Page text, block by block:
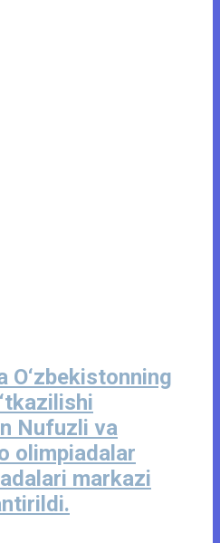
O‘zbekistonning
Nufuzli va
olimpiadalar
markazi